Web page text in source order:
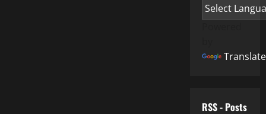
Translate
RSS - Posts